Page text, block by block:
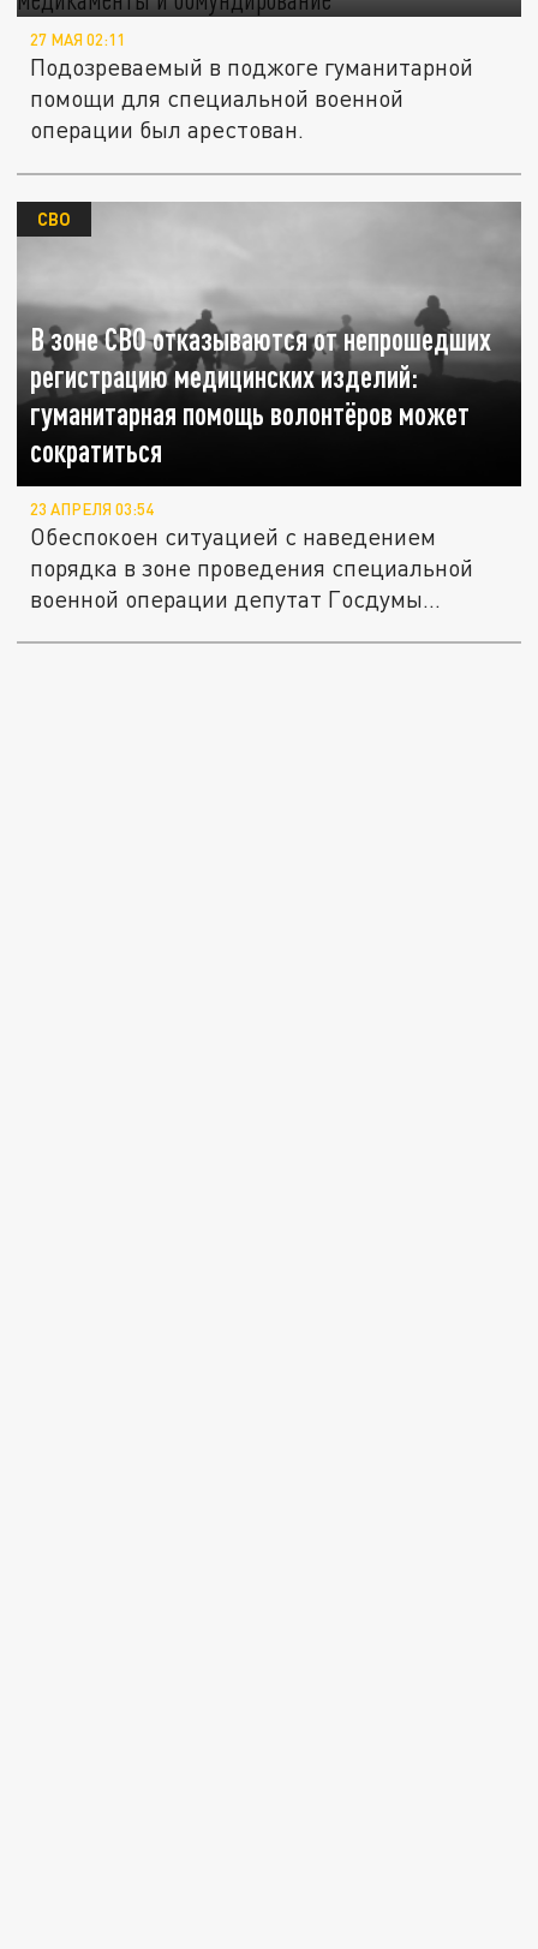
27 МАЯ 02:11
Подозреваемый в поджоге гуманитарной
помощи для специальной военной
операции был арестован.
В зоне СВО отказываются от непрошедших
регистрацию медицинских изделий:
гуманитарная помощь волонтёров может
сократиться
СВО
23 АПРЕЛЯ 03:54
Обеспокоен ситуацией с наведением
порядка в зоне проведения специальной
военной операции депутат Госдумы...